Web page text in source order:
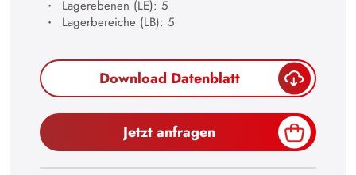
29
Lagerebenen (LE): 5
Lagerbereiche (LB): 5
Download Datenblatt
Jetzt anfragen